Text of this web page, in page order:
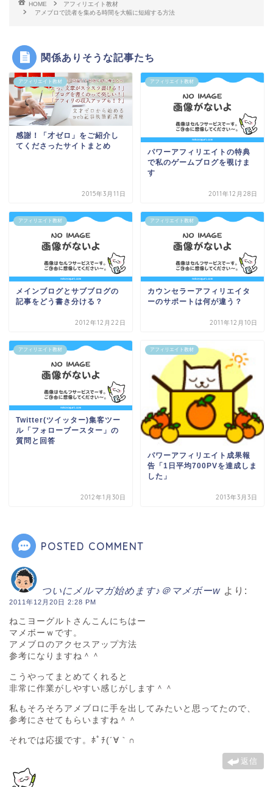
HOME
アフィリエイト教材
アメブロで読者を集める時間を大幅に短縮する方法
関係ありそうな記事たち
アフィリエイト教材
感謝！「才ゼロ」をご紹介し
てくださったサイトまとめ
2015年3月11日
アフィリエイト教材
パワーアフィリエイトの特典
で私のゲームブログを覗けま
す
2011年12月28日
アフィリエイト教材
メインブログとサブブログの
記事をどう書き分ける？
2012年12月22日
アフィリエイト教材
カウンセラーアフィリエイタ
ーのサポートは何が違う？
2011年12月10日
アフィリエイト教材
Twitter(ツイッター)集客ツー
ル「フォローブースター」の
質問と回答
2012年1月30日
アフィリエイト教材
パワーアフィリエイト成果報
告「1日平均700PVを達成しま
した」
2013年3月3日
POSTED COMMENT
ついにメルマガ始めます♪＠マメボーw より:
2011年12月20日 2:28 PM
ねこヨーグルトさんこんにちはー
マメボーｗです。
アメブロのアクセスアップ方法
参考になりますね＾＾
こうやってまとめてくれると
非常に作業がしやすい感じがします＾＾
私もそろそろアメブロに手を出してみたいと思ってたので、
参考にさせてもらいますね＾＾
それでは応援です。ﾎﾟﾁ(´∀｀∩
返信